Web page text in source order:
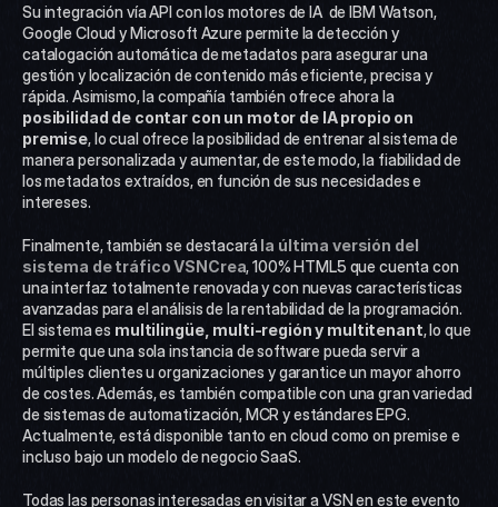
Su integración vía API con los motores de IA  de IBM Watson,
Google Cloud y Microsoft Azure permite la detección y
catalogación automática de metadatos para asegurar una
gestión y localización de contenido más eficiente, precisa y
rápida. Asimismo, la compañía también ofrece ahora la
posibilidad de contar con un motor de IA propio on
premise, lo cual ofrece la posibilidad de entrenar al sistema de
manera personalizada y aumentar, de este modo, la fiabilidad de
los metadatos extraídos, en función de sus necesidades e
intereses.
Finalmente, también se destacará la última versión del
sistema de tráfico VSNCrea, 100% HTML5 que cuenta con
una interfaz totalmente renovada y con nuevas características
avanzadas para el análisis de la rentabilidad de la programación.
El sistema es multilingüe, multi-región y multitenant, lo que
permite que una sola instancia de software pueda servir a
múltiples clientes u organizaciones y garantice un mayor ahorro
de costes. Además, es también compatible con una gran variedad
de sistemas de automatización, MCR y estándares EPG.
Actualmente, está disponible tanto en cloud como on premise e
incluso bajo un modelo de negocio SaaS.
Todas las personas interesadas en visitar a VSN en este evento